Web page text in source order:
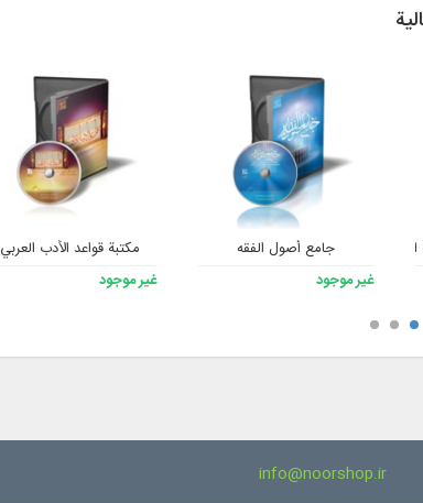
للفقه 3
جامع أصول الفقه
غير موجود
مكتبة قواعد الأدب العربي
غير موجود
info@noorshop.ir